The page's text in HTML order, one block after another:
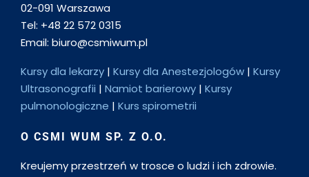
02-091 Warszawa
Tel: +48 22 572 0315
Email: biuro@csmiwum.pl
Kursy dla lekarzy | Kursy dla Anestezjologów | Kursy
Ultrasonografii | Namiot barierowy | Kursy
pulmonologiczne | Kurs spirometrii
O CSMI WUM SP. Z O.O.
Kreujemy przestrzeń w trosce o ludzi i ich zdrowie.